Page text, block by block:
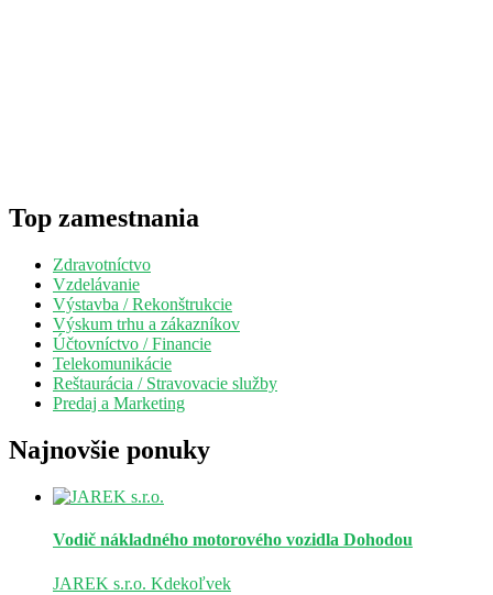
Top zamestnania
Zdravotníctvo
Vzdelávanie
Výstavba / Rekonštrukcie
Výskum trhu a zákazníkov
Účtovníctvo / Financie
Telekomunikácie
Reštaurácia / Stravovacie služby
Predaj a Marketing
Najnovšie ponuky
Vodič nákladného motorového vozidla Dohodou
JAREK s.r.o. Kdekoľvek